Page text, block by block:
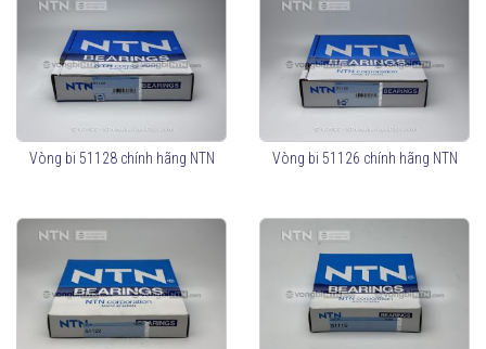
Vòng bi 51128 chính hãng NTN Vòng bi 51126 chính hãng NTN